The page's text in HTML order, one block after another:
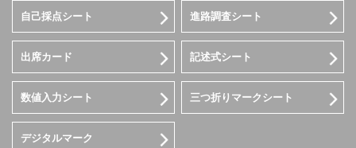
自己採点シート 進路調査シート
出席カード 記述式シート
数値入力シート 三つ折りマークシート
デジタルマーク